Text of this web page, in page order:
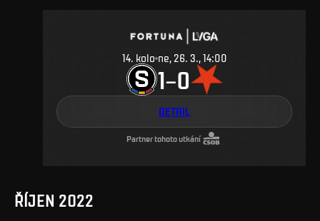
14. kolo ne, 26. 3., 14:00
1–0
DETAIL
Partner tohoto utkání
ŘÍJEN 2022